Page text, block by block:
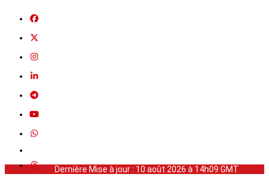
Dernière Mise à jour : 10 août 2026 à 14h09 GMT